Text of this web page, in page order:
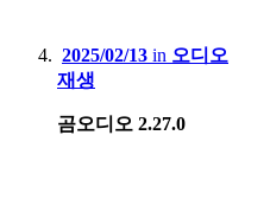
2025/02/13 in 오디오
재생
곰오디오 2.27.0